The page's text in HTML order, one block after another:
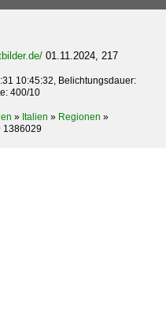
01.11.2024, 217
10:45:32, Belichtungsdauer:
400/10
» Italien » Regionen »
1386029